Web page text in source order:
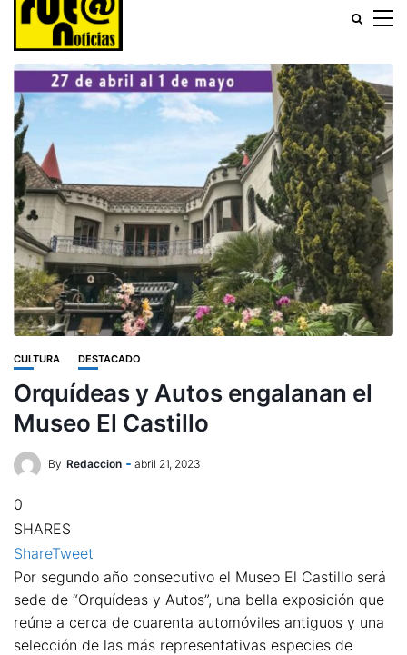
CULTURA DESTACADO
Orquídeas y Autos engalanan el
Museo El Castillo
By Redaccion abril 21, 2023
0
SHARES
ShareTweet
Por segundo año consecutivo el Museo El Castillo será
sede de “Orquídeas y Autos”, una bella exposición que
reúne a cerca de cuarenta automóviles antiguos y una
selección de las más representativas especies de